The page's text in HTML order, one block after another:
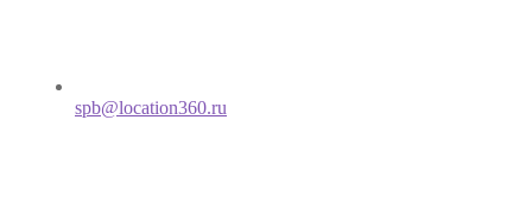
spb@location360.ru